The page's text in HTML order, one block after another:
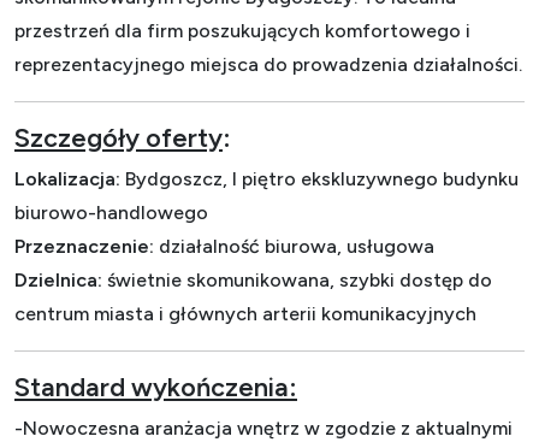
przestrzeń dla firm poszukujących komfortowego i
reprezentacyjnego miejsca do prowadzenia działalności.
Szczegóły oferty:
Lokalizacja: Bydgoszcz, I piętro ekskluzywnego budynku
biurowo-handlowego
Przeznaczenie: działalność biurowa, usługowa
Dzielnica: świetnie skomunikowana, szybki dostęp do
centrum miasta i głównych arterii komunikacyjnych
Standard wykończenia:
-Nowoczesna aranżacja wnętrz w zgodzie z aktualnymi